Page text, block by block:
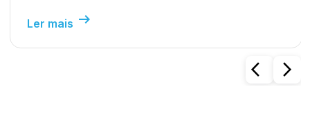
Ler mais arrow_right_alt
arrow_back_ios arrow_forward_ios